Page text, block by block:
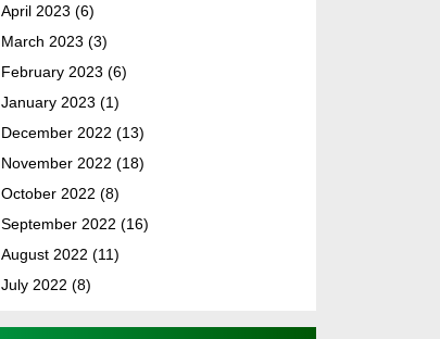
April 2023 (6)
March 2023 (3)
February 2023 (6)
January 2023 (1)
December 2022 (13)
November 2022 (18)
October 2022 (8)
September 2022 (16)
August 2022 (11)
July 2022 (8)